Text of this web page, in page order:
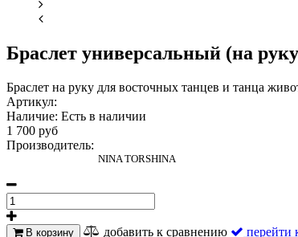
Браслет универсальный (на
Браслет на руку для восточных танцев и танца
Артикул:
Наличие: Есть в наличии
1 700 руб
Производитель:
NINA TORSHINA
В корзину добавить к сравнению перейти